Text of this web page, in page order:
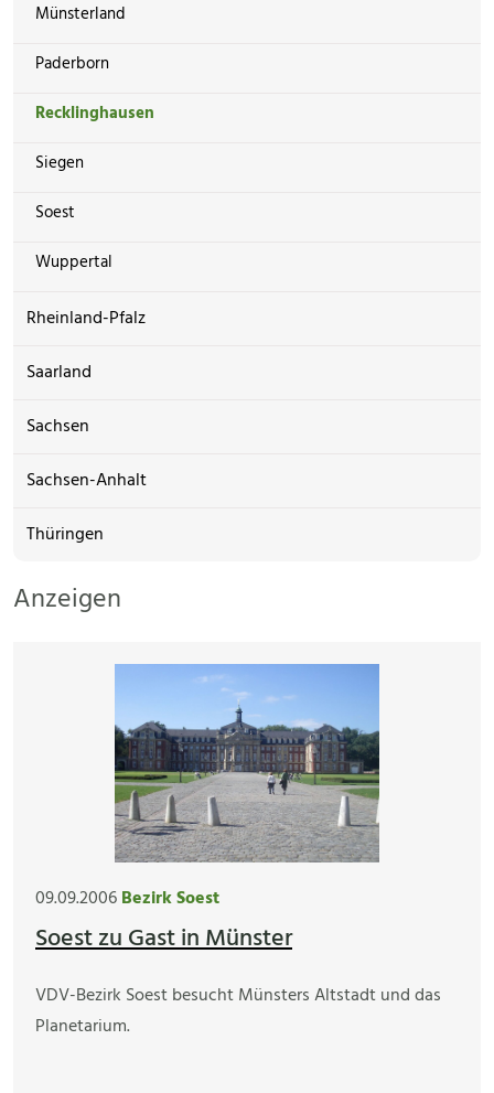
Münsterland
Paderborn
Recklinghausen
Siegen
Soest
Wuppertal
Rheinland-Pfalz
Saarland
Sachsen
Sachsen-Anhalt
Thüringen
Anzeigen
09.09.2006Bezirk Soest
Soest zu Gast in Münster
VDV-Bezirk Soest besucht Münsters Altstadt und das
Planetarium.